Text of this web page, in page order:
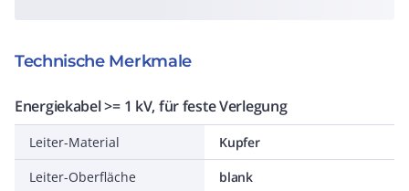
Technische Merkmale
Energiekabel >= 1 kV, für feste Verlegung
Leiter-Material
Kupfer
Leiter-Oberfläche
blank